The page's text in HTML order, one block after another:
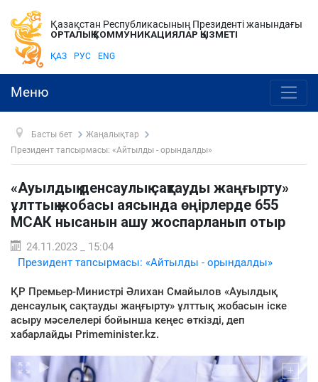
Қазақстан Республикасының Президенті жанындағы
ОРТАЛЫҚ КОММУНИКАЦИЯЛАР ҚЫЗМЕТІ
ҚАЗ РУС ENG
Меню
Басты бет
Жаңалықтар
Президент тапсырмасы: «Айтылды - орындалды»
«Ауылдық денсаулық сақтауды жаңғырту»
ұлттық жобасы аясында өңірлерде 655
МСАК нысанын ашу жоспарланып отыр
24.11.2023 _ 15:04
Президент тапсырмасы: «Айтылды - орындалды»
ҚР Премьер-Министрі Әлихан Смайылов «Ауылдық
денсаулық сақтауды жаңғырту» ұлттық жобасын іске
асыру мәселелері бойынша кеңес өткізді, деп
хабарлайды Primeminister.kz.